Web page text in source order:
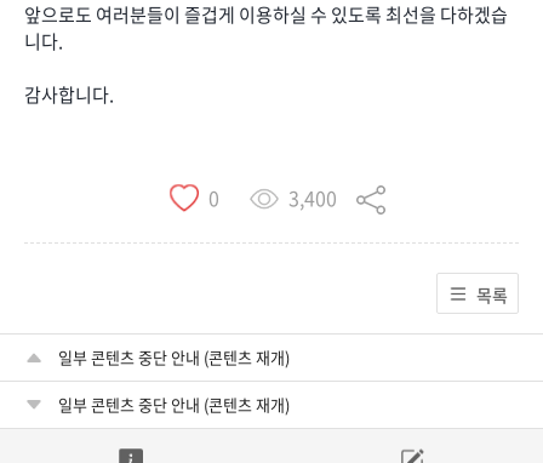
앞으로도 여러분들이 즐겁게 이용하실 수 있도록 최선을 다하겠습
니다.
감사합니다.
0 3,400
목록
일부 콘텐츠 중단 안내 (콘텐츠 재개)
일부 콘텐츠 중단 안내 (콘텐츠 재개)